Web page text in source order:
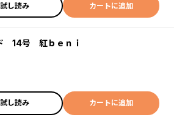
試し読み カートに追加
14号 紅ｂｅｎｉ
試し読み カートに追加